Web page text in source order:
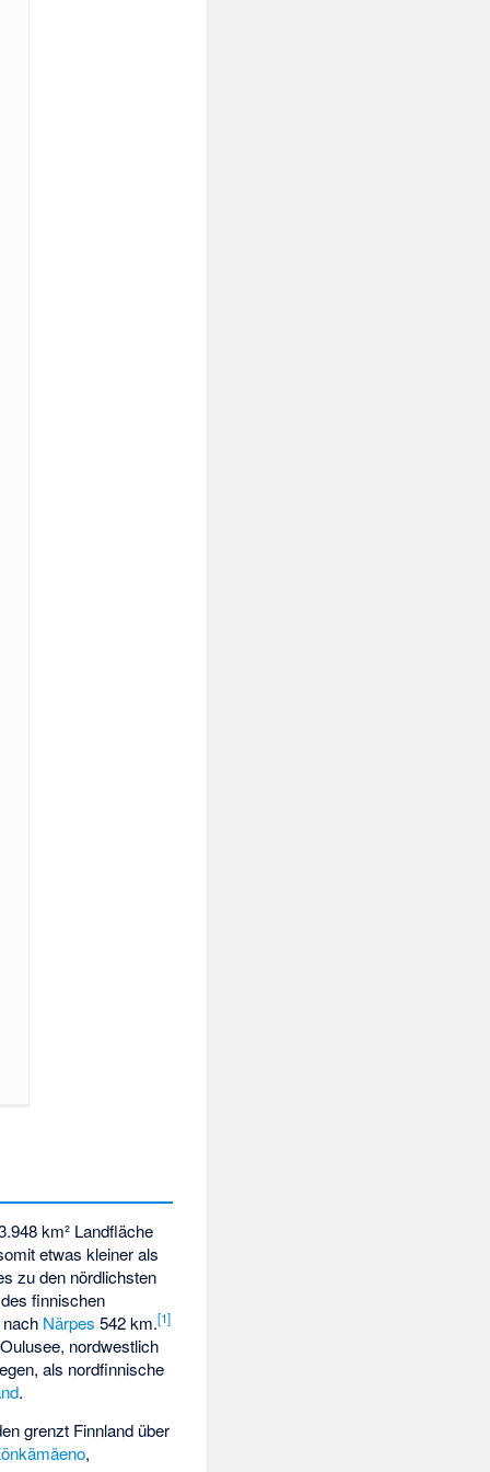
km² Landfläche
etwas kleiner als
zu den nördlichsten
finnischen
nach Närpes 542 km.[1]
nordwestlich
als nordfinnische
.
grenzt Finnland über
,